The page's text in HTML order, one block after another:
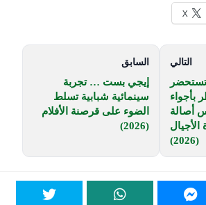
X
التالي
تستحضر
بأجواء
أصالة
الأجيال
(2026)
السابق
إيجي بست … تجربة
سينمائية شبابية تسلط
الضوء على قرصنة الأفلام
(2026)